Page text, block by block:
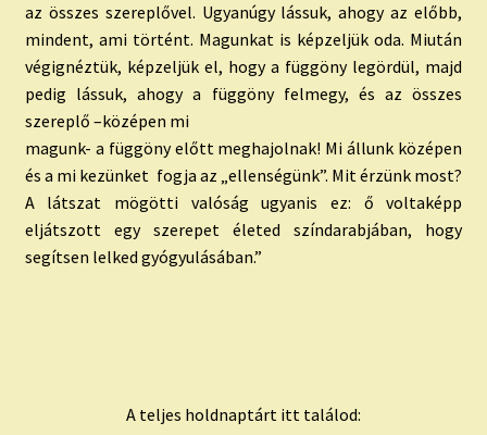
az összes szereplővel. Ugyanúgy lássuk, ahogy az előbb,
mindent, ami történt. Magunkat is képzeljük oda. Miután
végignéztük, képzeljük el, hogy a függöny legördül, majd
pedig lássuk, ahogy a függöny felmegy, és az összes
szereplő –középen mi
magunk- a függöny előtt meghajolnak! Mi állunk középen
és a mi kezünket fogja az „ellenségünk”. Mit érzünk most?
A látszat mögötti valóság ugyanis ez: ő voltaképp
eljátszott egy szerepet életed színdarabjában, hogy
segítsen lelked gyógyulásában.”
A teljes holdnaptárt itt találod: